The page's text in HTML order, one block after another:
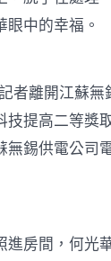
中的幸福。
離開江蘇無
技提高二等獎
無錫供電公司
房間，何光